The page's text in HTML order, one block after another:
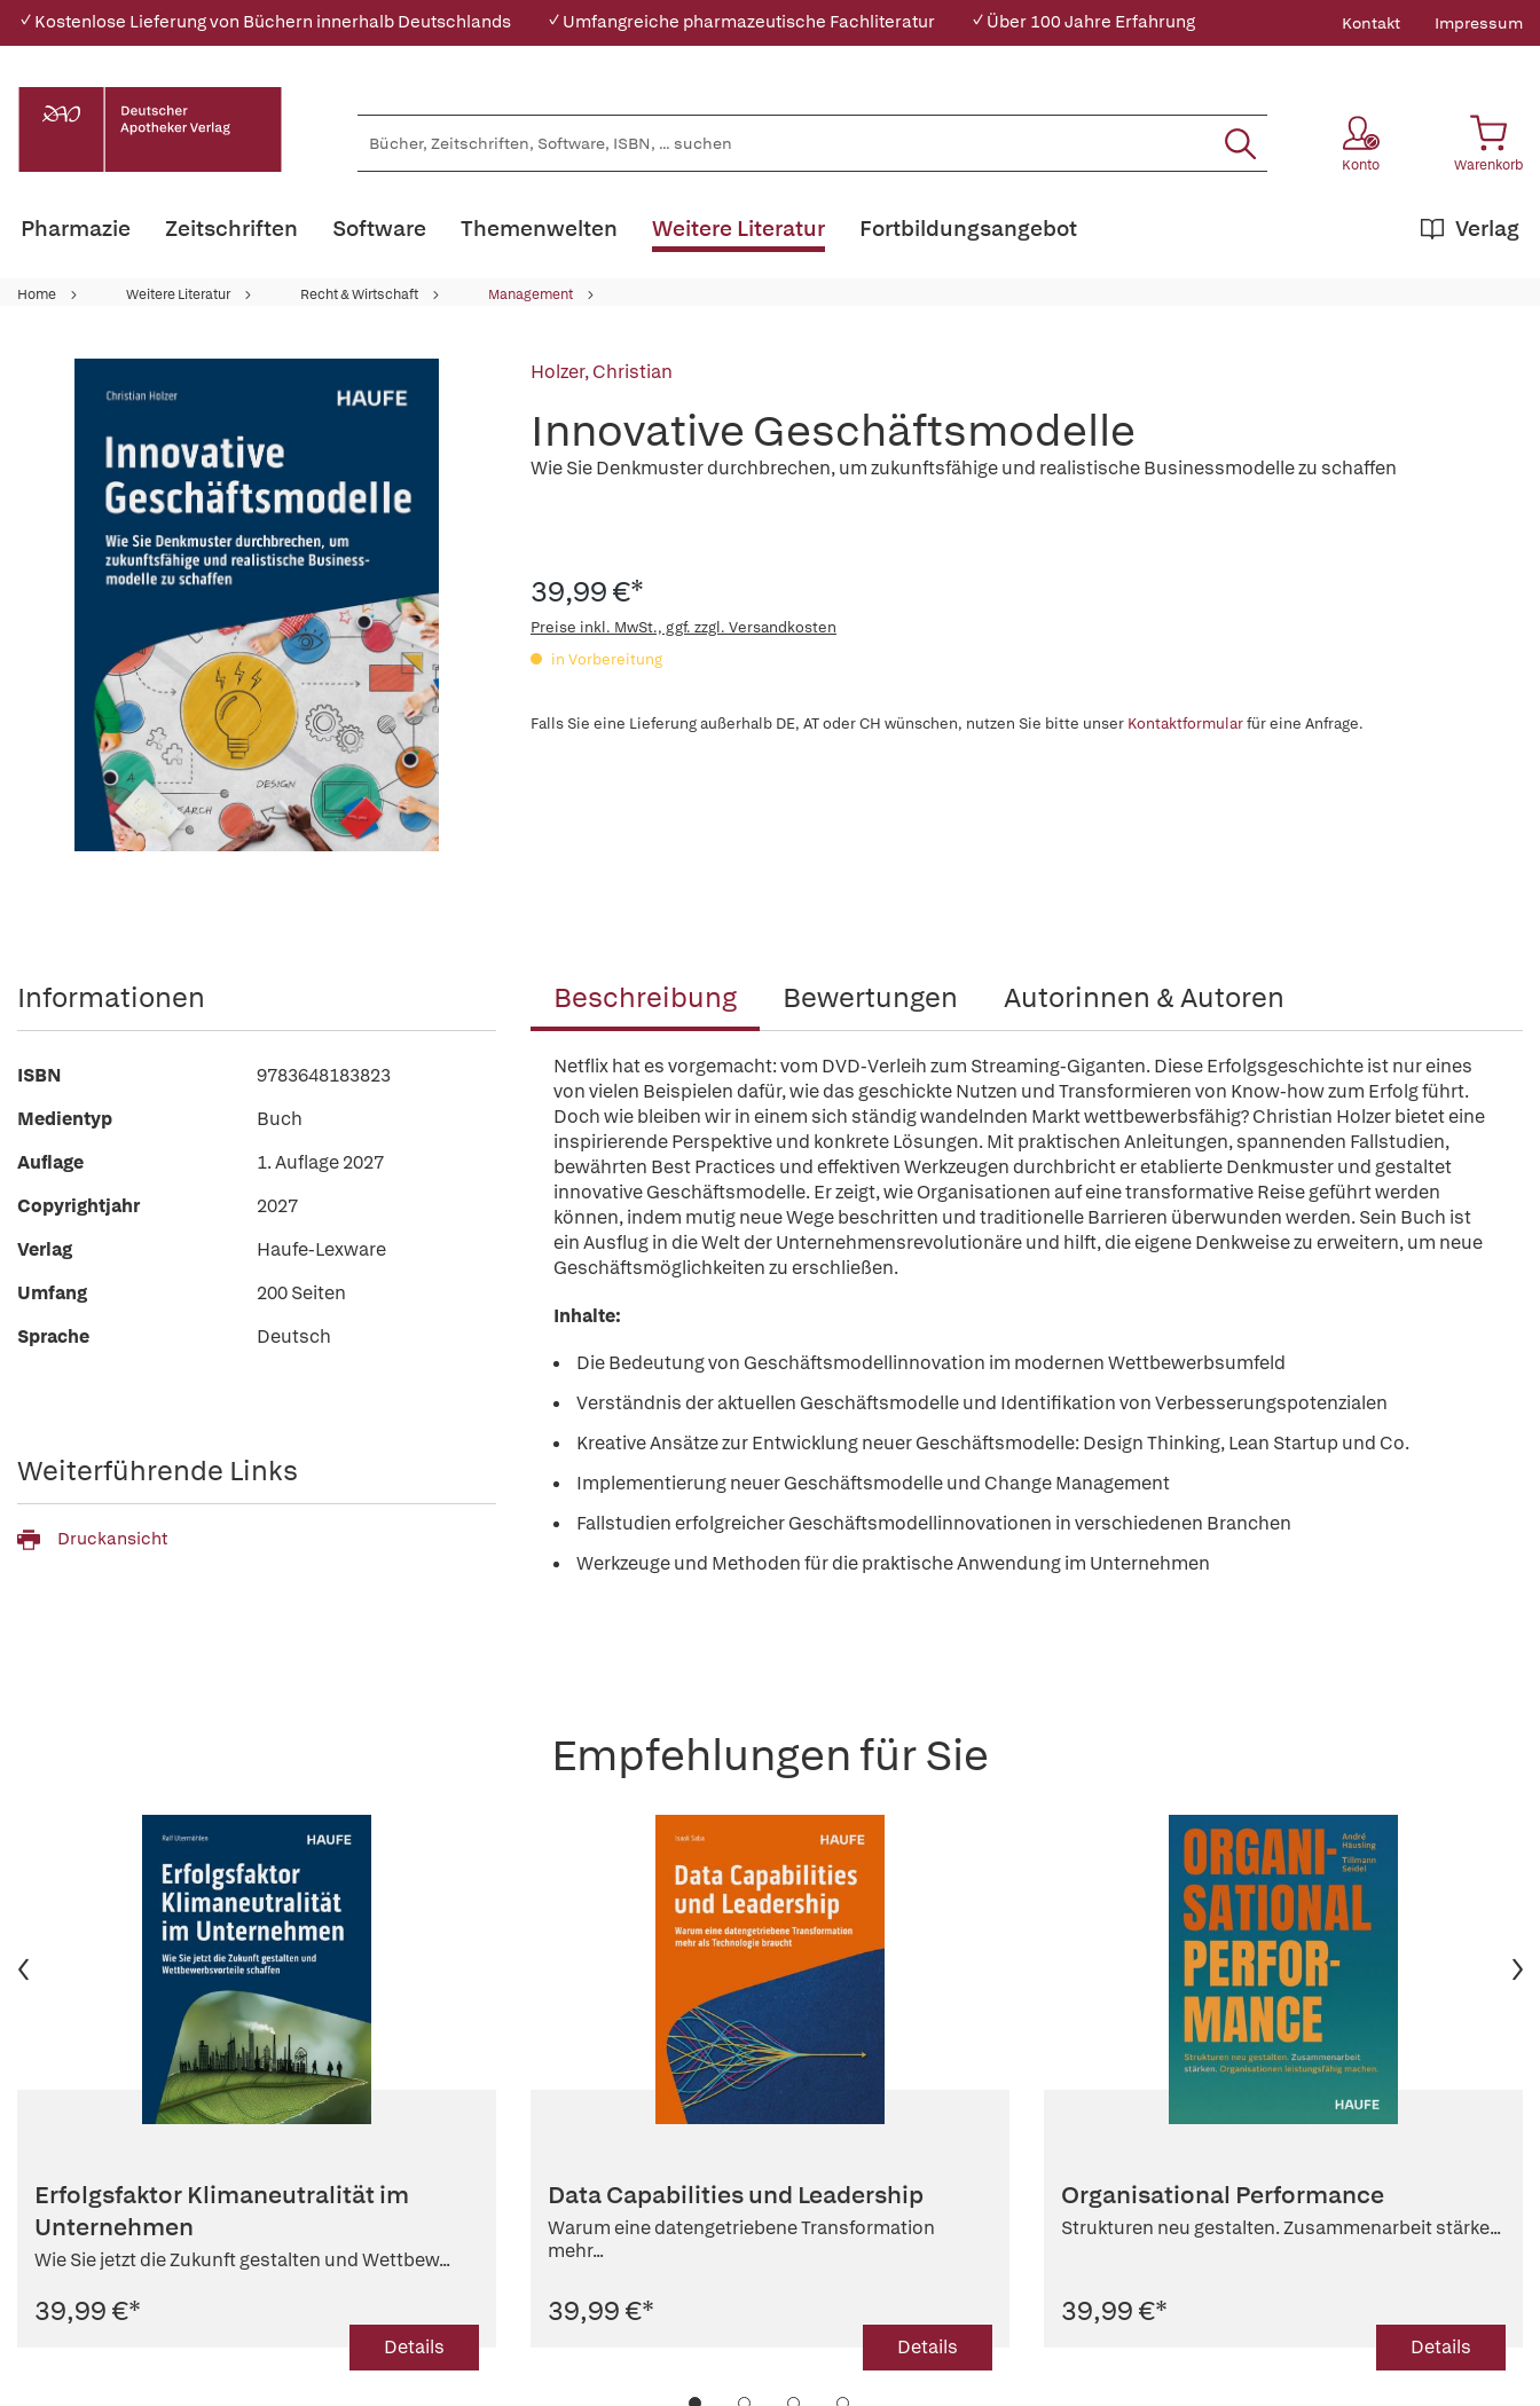
✓ Kostenlose Lieferung von Büchern innerhalb Deutschlands ✓ Umfangreiche pharmazeutische Fachliteratur ✓ Über 100 Jahre Erfahrung Kontakt Impressum
Konto Warenkorb
Pharmazie Zeitschriften Software Themenwelten Weitere Literatur Verlag
Fortbildungsangebot
Home Weitere Literatur Recht & Wirtschaft Management
Holzer, Christian
Innovative Geschäftsmodelle
Wie Sie Denkmuster durchbrechen, um zukunftsfähige und realistische Businessmodelle zu schaffen
39,99 €*
Preise inkl. MwSt., ggf. zzgl. Versandkosten
in Vorbereitung
Falls Sie eine Lieferung außerhalb DE, AT oder CH wünschen, nutzen Sie bitte unser Kontaktformularfür eine Anfrage.
Beschreibung Bewertungen Autorinnen & Autoren
Netflix hat es vorgemacht: vom DVD-Verleih zum Streaming-Giganten. Diese Erfolgsgeschichte ist nur eines
von vielen Beispielen dafür, wie das geschickte Nutzen und Transformieren von Know-how zum Erfolg führt.
Doch wie bleiben wir in einem sich ständig wandelnden Markt wettbewerbsfähig? Christian Holzer bietet eine
inspirierende Perspektive und konkrete Lösungen. Mit praktischen Anleitungen, spannenden Fallstudien,
bewährten Best Practices und effektiven Werkzeugen durchbricht er etablierte Denkmuster und gestaltet
innovative Geschäftsmodelle. Er zeigt, wie Organisationen auf eine transformative Reise geführt werden
können, indem mutig neue Wege beschritten und traditionelle Barrieren überwunden werden. Sein Buch ist
ein Ausflug in die Welt der Unternehmensrevolutionäre und hilft, die eigene Denkweise zu erweitern, um neue
Geschäftsmöglichkeiten zu erschließen.
Inhalte:
Die Bedeutung von Geschäftsmodellinnovation im modernen Wettbewerbsumfeld
Verständnis der aktuellen Geschäftsmodelle und Identifikation von Verbesserungspotenzialen
Kreative Ansätze zur Entwicklung neuer Geschäftsmodelle: Design Thinking, Lean Startup und Co.
Implementierung neuer Geschäftsmodelle und Change Management
Fallstudien erfolgreicher Geschäftsmodellinnovationen in verschiedenen Branchen
Werkzeuge und Methoden für die praktische Anwendung im Unternehmen
Informationen
ISBN
9783648183823
Medientyp
Buch
Auflage
1. Auflage 2027
Copyrightjahr
2027
Verlag
Haufe-Lexware
Umfang
200 Seiten
Sprache
Deutsch
Weiterführende Links
Druckansicht
Empfehlungen für Sie
Erfolgsfaktor Klimaneutralität im
Unternehmen
Wie Sie jetzt die Zukunft gestalten und Wettbew...
39,99 €*
Details
Data Capabilities und Leadership
Warum eine datengetriebene Transformation
mehr...
39,99 €*
Details
Organisational Performance
Strukturen neu gestalten. Zusammenarbeit stärke...
39,99 €*
Details